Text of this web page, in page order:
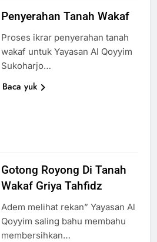
Penyerahan Tanah Wakaf
Proses ikrar penyerahan tanah
wakaf untuk Yayasan Al Qoyyim
Sukoharjo…
Baca yuk
Gotong Royong Di Tanah
Wakaf Griya Tahfidz
Adem melihat rekan” Yayasan Al
Qoyyim saling bahu membahu
membersihkan…
Donatur Ramadan Gemar
Berbagi
LAPORAN RAMADHAN
LAZ Al-Qoyyim Salurkan
Gemar Berbagi
LAPORAN RAMADHAN